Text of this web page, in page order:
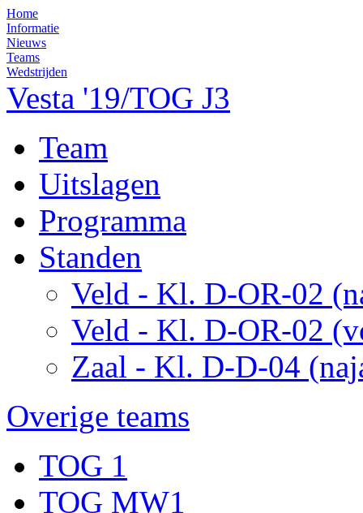
Home
Informatie
Nieuws
Teams
Wedstrijden
Vesta '19/TOG J3
Team
Uitslagen
Programma
Standen
Veld - Kl. D-OR-02
Veld - Kl. D-OR-02
Zaal - Kl. D-D-04
Overige teams
TOG 1
TOG MW1